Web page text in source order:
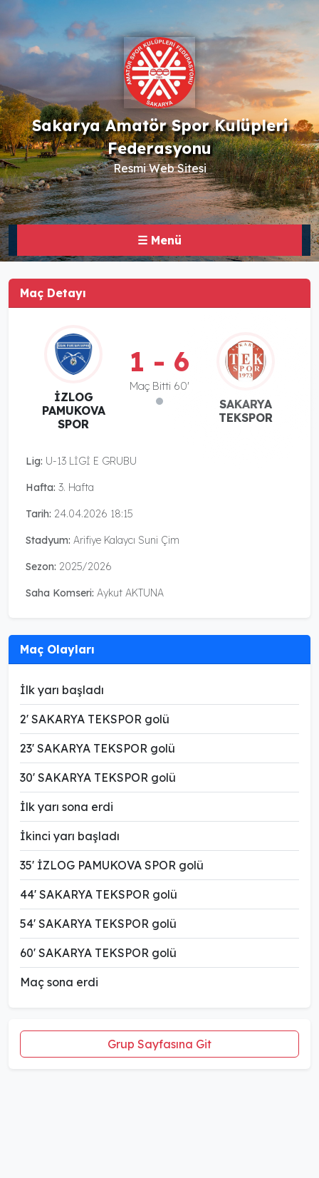
Sakarya Amatör Spor Kulüpleri
Federasyonu
Resmi Web Sitesi
☰ Menü
Maç Detayı
İZLOG
PAMUKOVA
SPOR
1 - 6
Maç Bitti 60'
SAKARYA
TEKSPOR
Lig: U-13 LİGİ E GRUBU
Hafta: 3. Hafta
Tarih: 24.04.2026 18:15
Stadyum: Arifiye Kalaycı Suni Çim
Sezon: 2025/2026
Saha Komseri: Aykut AKTUNA
Maç Olayları
İlk yarı başladı
2' SAKARYA TEKSPOR golü
23' SAKARYA TEKSPOR golü
30' SAKARYA TEKSPOR golü
İlk yarı sona erdi
İkinci yarı başladı
35' İZLOG PAMUKOVA SPOR golü
44' SAKARYA TEKSPOR golü
54' SAKARYA TEKSPOR golü
60' SAKARYA TEKSPOR golü
Maç sona erdi
Grup Sayfasına Git